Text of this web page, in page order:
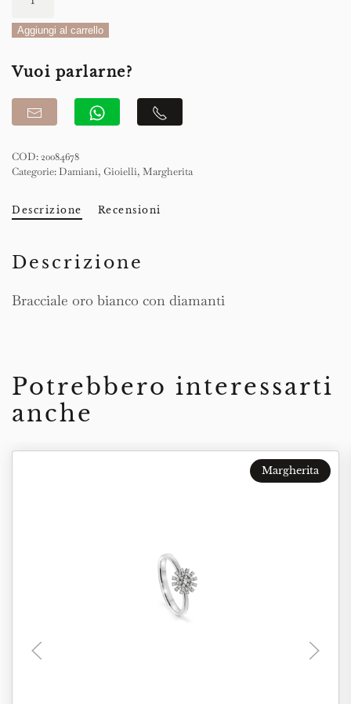
Margherita
Bracciale
Aggiungi al carrello
Vuoi parlarne?
COD:20084678
Categorie:Damiani, Gioielli, Margherita
Descrizione Recensioni
Descrizione
Bracciale oro bianco con diamanti
Potrebbero interessarti
anche
Margherita